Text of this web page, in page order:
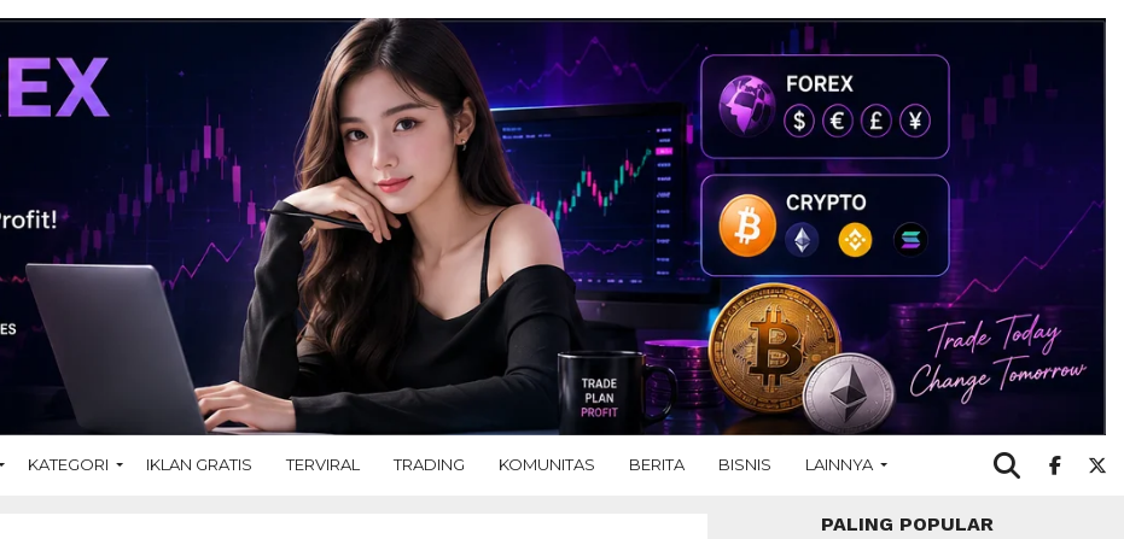
KATEGORI IKLAN GRATIS TERVIRAL TRADING KOMUNITAS BERITA BISNIS LAINNYA
PALING POPULAR